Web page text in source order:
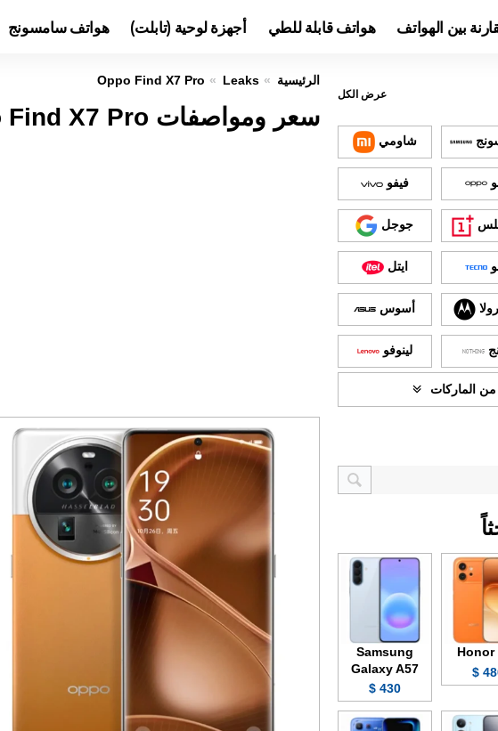
بين الهواتف هواتف قابلة للطي أجهزة لوحية (تابلت) هواتف سامسونج
الرئيسية Leaks
Oppo Find X7 Pro
سعر ومواصفات Oppo Find X7 Pro عيوب ومميزات
عرض الكل
شاومي
فيفو
جوجل
ايتل
أسوس
لينوفو
الماركات
Honor
Samsung
Galaxy A57
430 $